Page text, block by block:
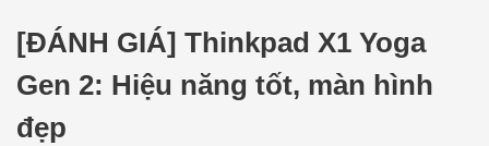
[ĐÁNH GIÁ] Thinkpad X1 Yoga
Gen 2: Hiệu năng tốt, màn hình
đẹp